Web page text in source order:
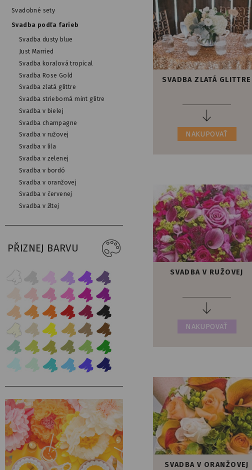
Svadobné sety
Svadba podľa farieb
Svadba dusty blue
Just Married
Svadba koralová tropical
Svadba Rose Gold
Svadba zlatá glittre
Svadba strieborná mint glitre
Svadba v bielej
Svadba champagne
Svadba v ružovej
Svadba v lila
Svadba v zelenej
Svadba v bordó
Svadba v oranžovej
Svadba v červenej
Svadba v žltej
PŘIZNEJ BARVU
SVADBA ZLATÁ GLITTRE
NAKUPOVAŤ
SVADBA V RUŽOVEJ
NAKUPOVAŤ
SVADBA V ORANŽOVEJ